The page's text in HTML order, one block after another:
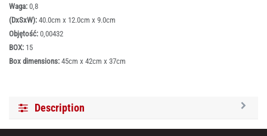
Waga: 0,8
(DxSxW): 40.0cm x 12.0cm x 9.0cm
Objętość: 0,00432
BOX: 15
Box dimensions: 45cm x 42cm x 37cm
Description